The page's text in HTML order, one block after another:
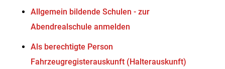
Allgemein bildende Schulen - zur
Abendrealschule anmelden
Als berechtigte Person
Fahrzeugregisterauskunft (Halterauskunft)